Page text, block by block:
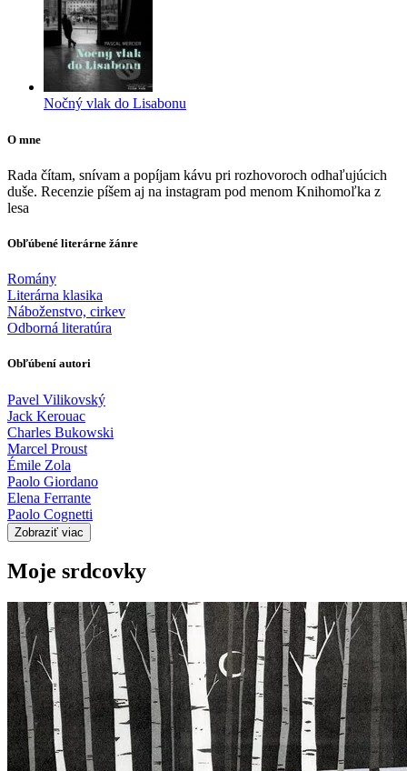
Nočný vlak do Lisabonu
O mne
Rada čítam, snívam a popíjam kávu pri rozhovoroch odhaľujúcich
duše. Recenzie píšem aj na instagram pod menom Knihomoľka z
lesa
Obľúbené literárne žánre
Romány
Literárna klasika
Náboženstvo, cirkev
Odborná literatúra
Obľúbení autori
Pavel Vilikovský
Jack Kerouac
Charles Bukowski
Marcel Proust
Émile Zola
Paolo Giordano
Elena Ferrante
Paolo Cognetti
Zobraziť viac
Moje srdcovky